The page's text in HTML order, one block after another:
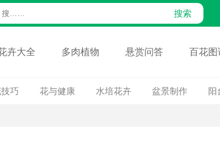
卉大全 多肉植物 悬赏问答 百花图
巧 花与健康 水培花卉 盆景制作 阳